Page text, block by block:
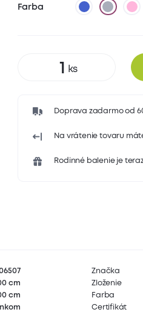
Farba
Doprava zadarmo od
Na vrátenie tovaru
Rodinné balenie je
cm
cm
Značka
Zloženie
Farba
Certifikát